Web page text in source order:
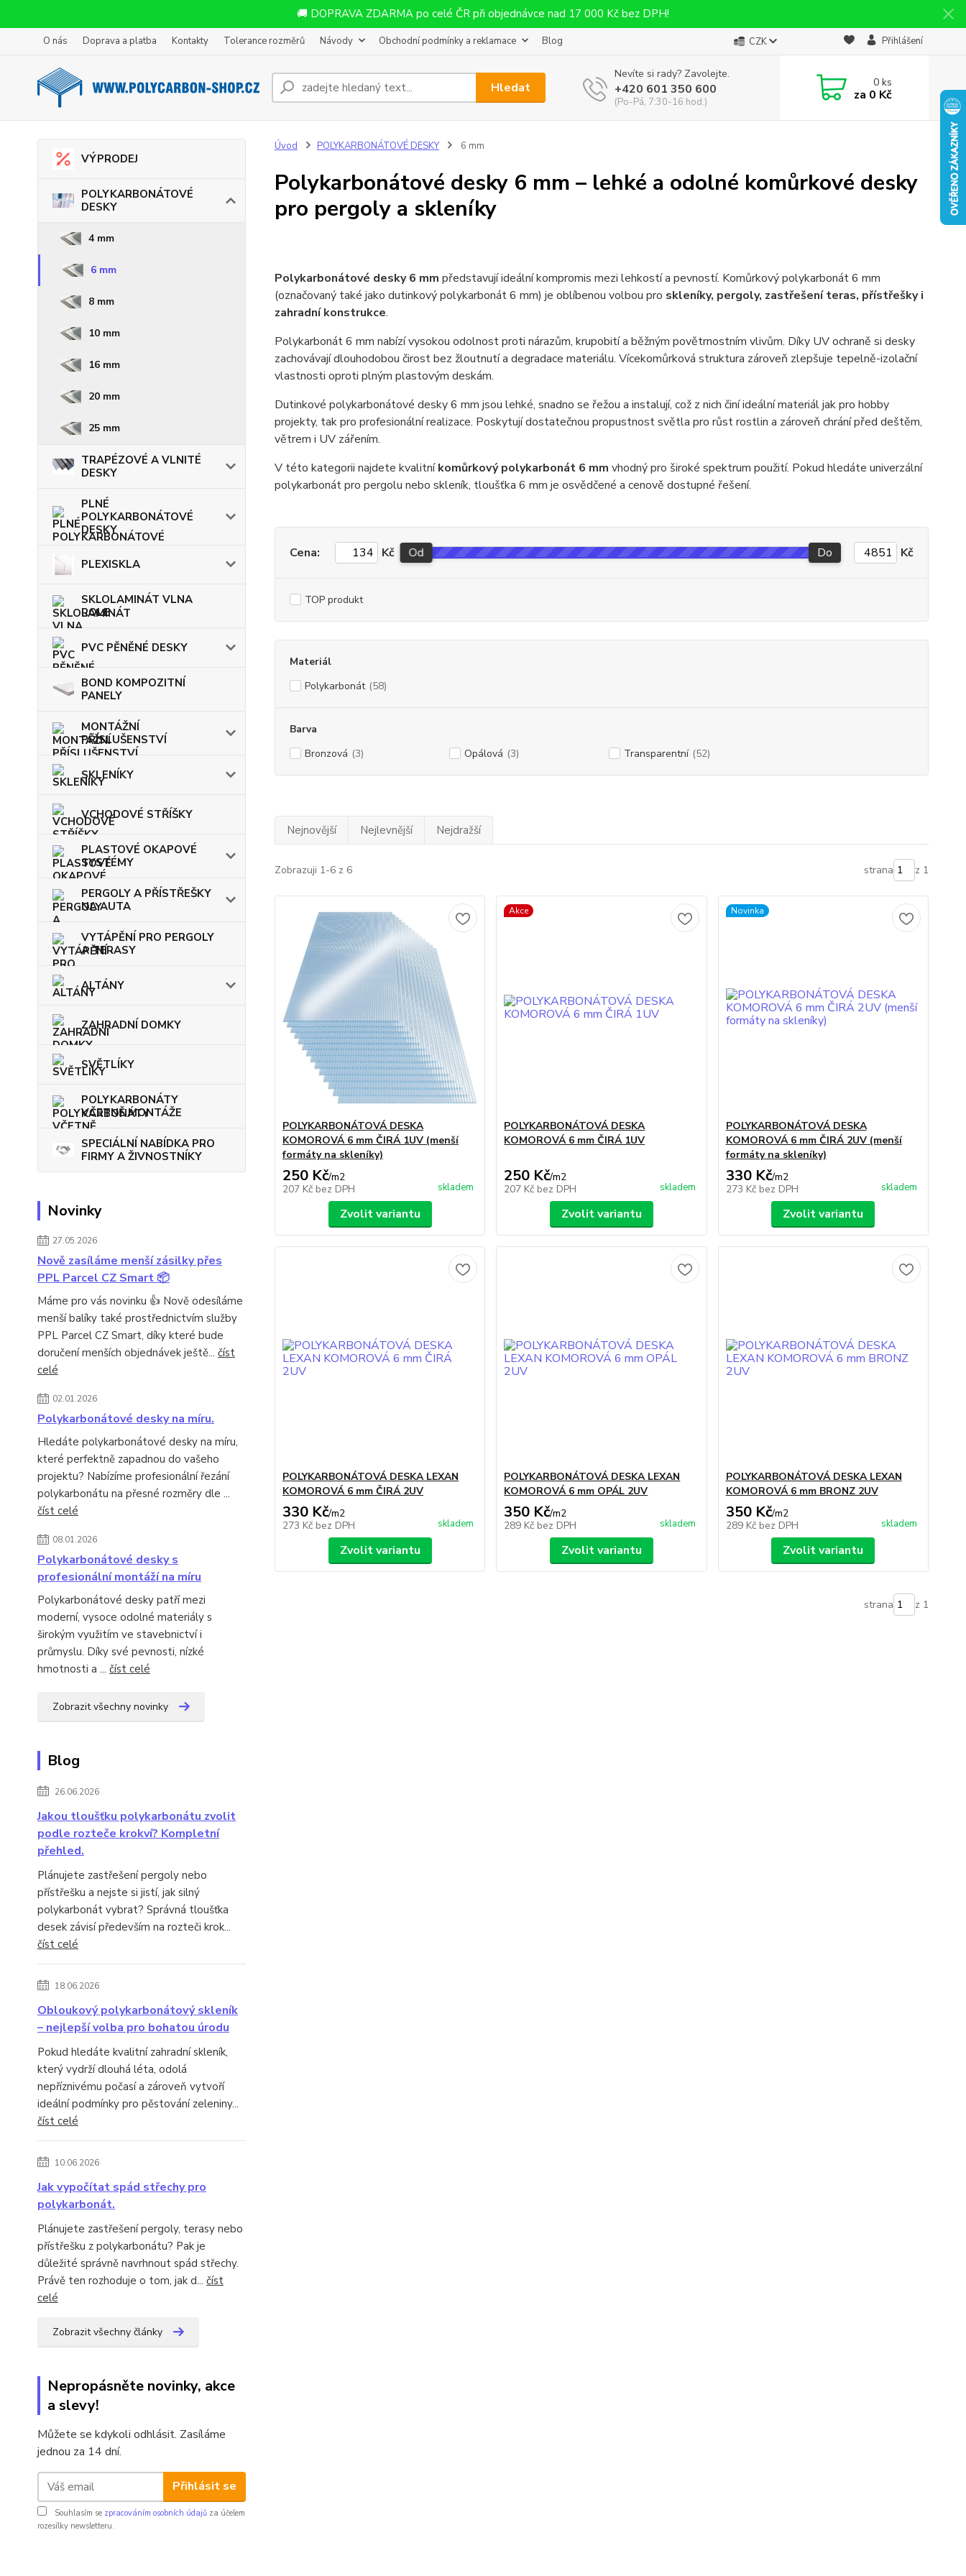
🚚 DOPRAVA ZDARMA po celé ČR při objednávce nad 17 000 Kč bez DPH!
O nás Doprava a platba Kontakty Tolerance rozměrů Návody Obchodní podmínky a reklamace Blog CZK Přihlášení
Hledat
Nevíte si rady? Zavolejte.
+420 601 350 600
(Po-Pá, 7:30-16 hod.)
0ks
za 0 Kč
VÝPRODEJ
POLYKARBONÁTOVÉ
DESKY
4 mm
6 mm
8 mm
10 mm
16 mm
20 mm
25 mm
TRAPÉZOVÉ A VLNITÉ
DESKY
PLNÉ
POLYKARBONÁTOVÉ
DESKY
PLEXISKLA
SKLOLAMINÁT VLNA
ROLE
PVC PĚNĚNÉ DESKY
BOND KOMPOZITNÍ
PANELY
MONTÁŽNÍ
PŘÍSLUŠENSTVÍ
SKLENÍKY
VCHODOVÉ STŘÍŠKY
PLASTOVÉ OKAPOVÉ
SYSTÉMY
PERGOLY A PŘÍSTŘEŠKY
NA AUTA
VYTÁPĚNÍ PRO PERGOLY
A TERASY
ALTÁNY
ZAHRADNÍ DOMKY
SVĚTLÍKY
POLYKARBONÁTY
VČETNĚ MONTÁŽE
SPECIÁLNÍ NABÍDKA PRO
FIRMY A ŽIVNOSTNÍKY
Novinky
27.05.2026
Nově zasíláme menší zásilky přes
PPL Parcel CZ Smart 📦
Máme pro vás novinku 👍 Nově odesíláme
menší balíky také prostřednictvím služby
PPL Parcel CZ Smart, díky které bude
doručení menších objednávek ještě... číst
celé
02.01.2026
Polykarbonátové desky na míru.
Hledáte polykarbonátové desky na míru,
které perfektně zapadnou do vašeho
projektu? Nabízíme profesionální řezání
polykarbonátu na přesné rozměry dle ...
číst celé
08.01.2026
Polykarbonátové desky s
profesionální montáží na míru
Polykarbonátové desky patří mezi
moderní, vysoce odolné materiály s
širokým využitím ve stavebnictví i
průmyslu. Díky své pevnosti, nízké
hmotnosti a ... číst celé
Zobrazit všechny novinky
Blog
26.06.2026
Jakou tloušťku polykarbonátu zvolit
podle rozteče krokví? Kompletní
přehled.
Plánujete zastřešení pergoly nebo
přístřešku a nejste si jistí, jak silný
polykarbonát vybrat? Správná tloušťka
desek závisí především na rozteči krok...
číst celé
18.06.2026
Obloukový polykarbonátový skleník
– nejlepší volba pro bohatou úrodu
Pokud hledáte kvalitní zahradní skleník,
který vydrží dlouhá léta, odolá
nepříznivému počasí a zároveň vytvoří
ideální podmínky pro pěstování zeleniny...
číst celé
10.06.2026
Jak vypočítat spád střechy pro
polykarbonát.
Plánujete zastřešení pergoly, terasy nebo
přístřešku z polykarbonátu? Pak je
důležité správně navrhnout spád střechy.
Právě ten rozhoduje o tom, jak d... číst
celé
Zobrazit všechny články
Nepropásněte novinky, akce
a slevy!
Můžete se kdykoli odhlásit. Zasíláme
jednou za 14 dní.
Přihlásit se
Souhlasím se zpracováním osobních údajů za účelem
rozesílky newsletteru.
Úvod POLYKARBONÁTOVÉ DESKY 6 mm
Polykarbonátové desky 6 mm – lehké a odolné komůrkové desky
pro pergoly a skleníky
Polykarbonátové desky 6 mm představují ideální kompromis mezi lehkostí a pevností. Komůrkový polykarbonát 6 mm
(označovaný také jako dutinkový polykarbonát 6 mm) je oblíbenou volbou pro skleníky, pergoly, zastřešení teras, přístřešky i
zahradní konstrukce.
Polykarbonát 6 mm nabízí vysokou odolnost proti nárazům, krupobití a běžným povětrnostním vlivům. Díky UV ochraně si desky
zachovávají dlouhodobou čirost bez žloutnutí a degradace materiálu. Vícekomůrková struktura zároveň zlepšuje tepelně-izolační
vlastnosti oproti plným plastovým deskám.
Dutinkové polykarbonátové desky 6 mm jsou lehké, snadno se řežou a instalují, což z nich činí ideální materiál jak pro hobby
projekty, tak pro profesionální realizace. Poskytují dostatečnou propustnost světla pro růst rostlin a zároveň chrání před deštěm,
větrem i UV zářením.
V této kategorii najdete kvalitníkomůrkový polykarbonát 6 mm vhodný pro široké spektrum použití. Pokud hledáte univerzální
polykarbonát pro pergolu nebo skleník, tloušťka 6 mm je osvědčené a cenově dostupné řešení.
Cena: Kč Od Do Kč
TOP produkt
Materiál
Polykarbonát (58)
Barva
Bronzová (3) Opálová (3) Transparentní (52)
Nejnovější Nejlevnější Nejdražší
Zobrazuji 1-6 z 6 strana z 1
POLYKARBONÁTOVÁ DESKA
KOMOROVÁ 6 mm ČIRÁ 1UV (menší
formáty na skleníky)
250 Kč/m2
207 Kč bez DPH skladem
Zvolit variantu
Akce
POLYKARBONÁTOVÁ DESKA
KOMOROVÁ 6 mm ČIRÁ 1UV
250 Kč/m2
207 Kč bez DPH skladem
Zvolit variantu
Novinka
POLYKARBONÁTOVÁ DESKA
KOMOROVÁ 6 mm ČIRÁ 2UV (menší
formáty na skleníky)
330 Kč/m2
273 Kč bez DPH skladem
Zvolit variantu
POLYKARBONÁTOVÁ DESKA LEXAN
KOMOROVÁ 6 mm ČIRÁ 2UV
330 Kč/m2
273 Kč bez DPH skladem
Zvolit variantu
POLYKARBONÁTOVÁ DESKA LEXAN
KOMOROVÁ 6 mm OPÁL 2UV
350 Kč/m2
289 Kč bez DPH skladem
Zvolit variantu
POLYKARBONÁTOVÁ DESKA LEXAN
KOMOROVÁ 6 mm BRONZ 2UV
350 Kč/m2
289 Kč bez DPH skladem
Zvolit variantu
strana z 1